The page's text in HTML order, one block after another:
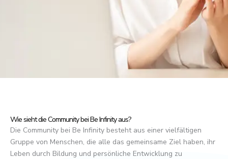
Wie sieht die Community bei Be Infinity aus?
Die Community bei Be Infinity besteht aus einer vielfältigen
Gruppe von Menschen, die alle das gemeinsame Ziel haben, ihr
Leben durch Bildung und persönliche Entwicklung zu